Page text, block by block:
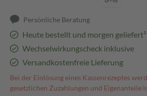
Persönliche Beratung
Heute bestellt und morgen geliefert³
Wechselwirkungscheck inklusive
Versandkostenfreie Lieferung
Bei der Einlösung eines Kassenrezeptes
gesetzlichen Zuzahlungen und Eigenanteile